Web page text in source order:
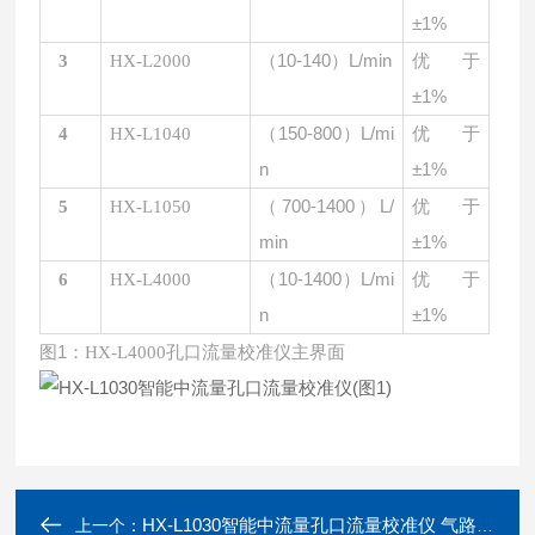
±1%
3 HX-L2000 （10-140）L/min
优于
±1%
4 HX-L1040 （ 150-800）L/mi
n
优于
±1%
5 HX-L1050 （ 700-1400）L/
min
优于
±1%
6 HX-L4000 （ 10-1400）L/mi
n
优于
±1%
图 1：HX-L4000孔口流量校准仪主界面
上一个： HX-L1030智能中流量孔口流量校准仪 气路流量测量